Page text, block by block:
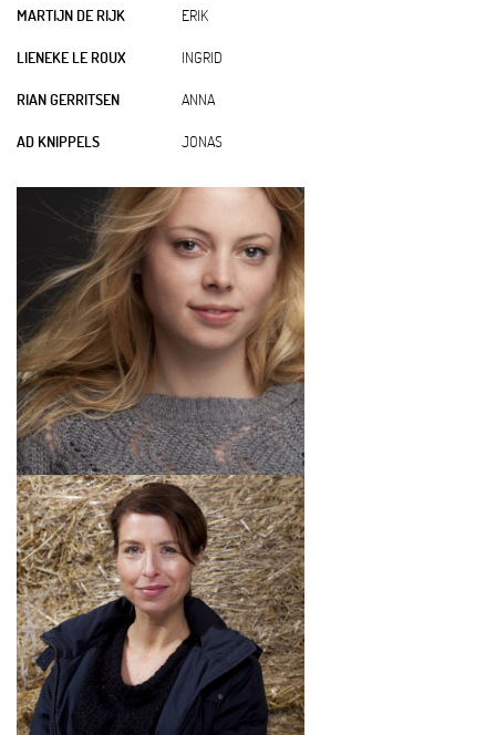
MARTIJN DE RIJK
ERIK
LIENEKE LE ROUX
INGRID
RIAN GERRITSEN
ANNA
AD KNIPPELS
JONAS